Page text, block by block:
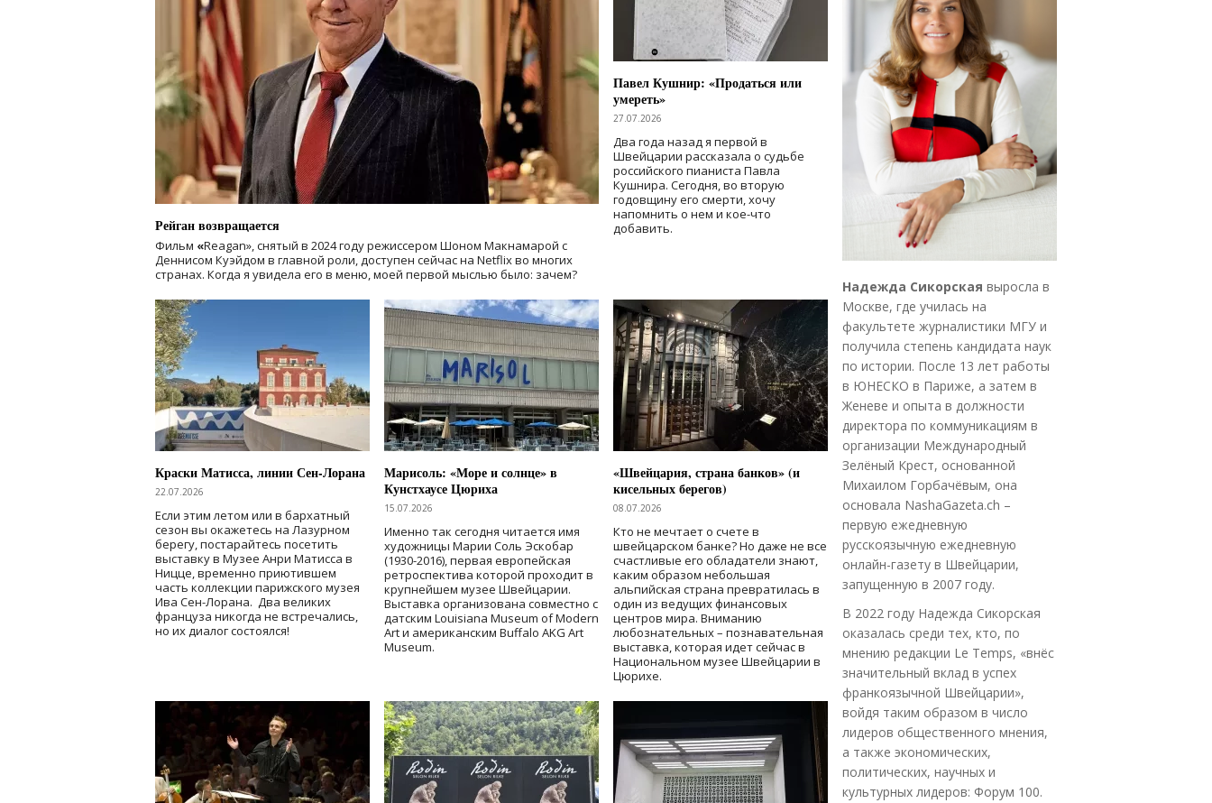
Рейган возвращается
Фильм «Reagan», снятый в 2024 годурежиссером Шоном Макнамарой с
Деннисом Куэйдом в главной роли, доступен сейчас на Netflix во многих
странах. Когда я увидела его в меню, моей первой мыслью было: зачем?
Павел Кушнир: «Продаться или
умереть»
27.07.2026
Два года назад я первой в
Швейцарии рассказала о судьбе
российского пианиста Павла
Кушнира. Сегодня, во вторую
годовщину его смерти, хочу
напомнить о нем и кое-что
добавить.
Краски Матисса, линии Сен-Лорана
22.07.2026
Если этим летом или в бархатный
сезон вы окажетесь на Лазурном
берегу, постарайтесь посетить
выставку в Музее Анри Матисса в
Ницце, временно приютившем
часть коллекции парижского музея
Ива Сен-Лорана. Два великих
француза никогда не встречались,
но их диалог состоялся!
Марисоль: «Море и солнце» в
Кунстхаусе Цюриха
15.07.2026
Именно так сегодня читается имя
художницы Марии Соль Эскобар
(1930-2016), первая европейская
ретроспектива которой проходит в
крупнейшем музее Швейцарии.
Выставка организована совместно с
датским Louisiana Museum of Modern
Art и американским Buffalo AKG Art
Museum.
«Швейцария, страна банков» (и
кисельных берегов)
08.07.2026
Кто не мечтает о счете в
швейцарском банке? Но даже не все
счастливые его обладатели знают,
каким образом небольшая
альпийская страна превратилась в
один из ведущих финансовых
центров мира. Вниманию
любознательных – познавательная
выставка, которая идет сейчас в
Национальном музее Швейцарии в
Цюрихе.
Надежда Сикорская выросла в
Москве, где училась на
факультете журналистики МГУ и
получила степень кандидата наук
по истории. После 13 лет работы
в ЮНЕСКО в Париже, а затем в
Женеве и опыта в должности
директора по коммуникациям в
организации Международный
Зелёный Крест, основанной
Михаилом Горбачёвым, она
основала NashaGazeta.ch –
первую ежедневную
русскоязычную ежедневную
онлайн-газету в Швейцарии,
запущенную в 2007 году.
В 2022 году Надежда Сикорская
оказалась среди тех, кто, по
мнению редакции Le Temps, «внёс
значительный вклад в успех
франкоязычной Швейцарии»,
войдя таким образом в число
лидеров общественного мнения,
а также экономических,
политических, научных и
культурных лидеров: Форум 100.